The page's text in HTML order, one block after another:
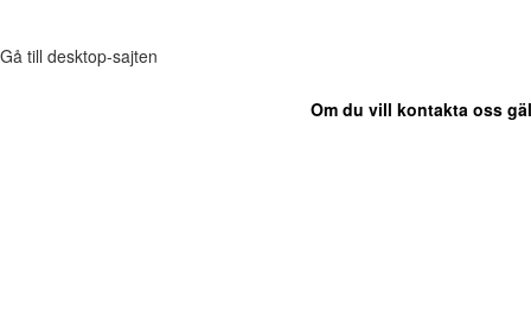
Gå till desktop-sajten
Om du vill kontakta oss